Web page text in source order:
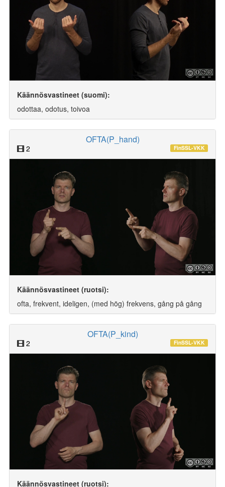
Käännösvastineet (suomi):
odottaa, odotus, toivoa
OFTA(P_hand)
2 FinSSL-VKK
Käännösvastineet (ruotsi):
ofta, frekvent, ideligen, (med hög) frekvens, gång på gång
OFTA(P_kind)
2 FinSSL-VKK
Käännösvastineet (ruotsi):